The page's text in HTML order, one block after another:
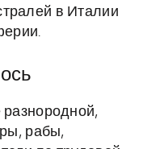
в Италии
рабы,